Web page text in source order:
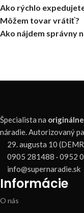
Ako rýchlo
Môžem tovar vrátiť?
Ako nájdem správny
Špecialista na
náradie. Autorizovaný
29. augusta 10
0905 281488 · 0952
info@supernaradie.sk
Informácie
O nás